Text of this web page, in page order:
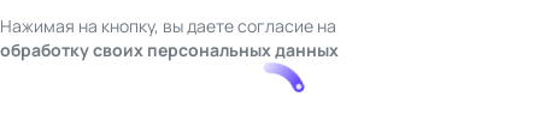
Нажимая на кнопку, вы даете согласие на
обработку своих персональных данных